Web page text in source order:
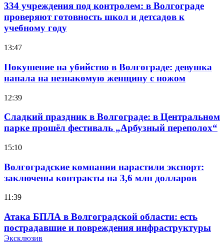
334 учреждения под контролем: в Волгограде
проверяют готовность школ и детсадов к
учебному году
13:47
Покушение на убийство в Волгограде: девушка
напала на незнакомую женщину с ножом
12:39
Сладкий праздник в Волгограде: в Центральном
парке прошёл фестиваль „Арбузный переполох“
15:10
Волгоградские компании нарастили экспорт:
заключены контракты на 3,6 млн долларов
11:39
Атака БПЛА в Волгоградской области: есть
пострадавшие и повреждения инфраструктуры
Эксклюзив